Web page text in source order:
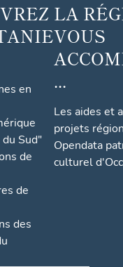
en
Sud"
de
de
des
LA
VOUS
...
Les aides et
projets
Opendata
culturel